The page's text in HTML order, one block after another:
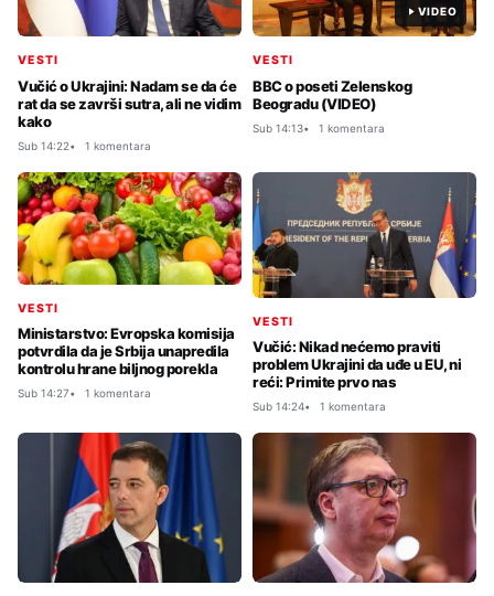
VESTI
Vučić o Ukrajini: Nadam se da će
rat da se završi sutra, ali ne vidim
kako
Sub 14:22 1 komentara
VIDEO
VESTI
BBC o poseti Zelenskog
Beogradu (VIDEO)
Sub 14:13 1 komentara
VESTI
Ministarstvo: Evropska komisija
potvrdila da je Srbija unapredila
kontrolu hrane biljnog porekla
Sub 14:27 1 komentara
VESTI
Vučić: Nikad nećemo praviti
problem Ukrajini da uđe u EU, ni
reći: Primite prvo nas
Sub 14:24 1 komentara